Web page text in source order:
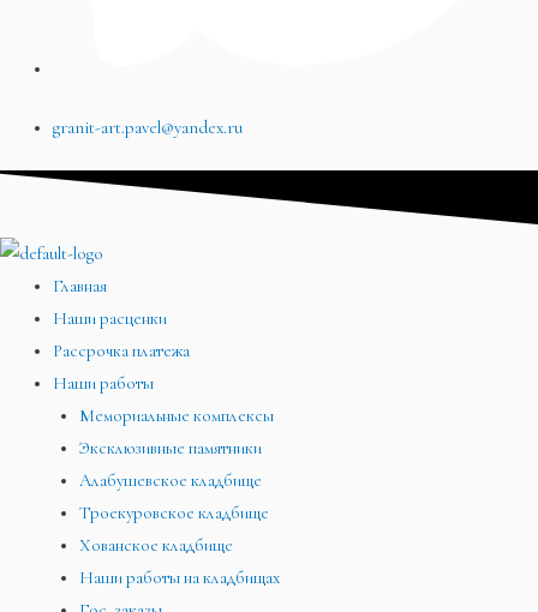
granit-art.pavel@yandex.ru
Главная
Наши расценки
Рассрочка платежа
Наши работы
Мемориальные комплексы
Эксклюзивные памятники
Алабушевское кладбище
Троекуровское кладбище
Хованское кладбище
Наши работы на кладбищах